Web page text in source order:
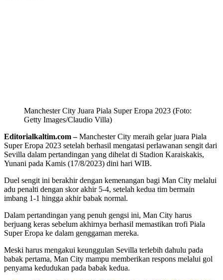
Manchester City Juara Piala Super Eropa 2023 (Foto:
Getty Images/Claudio Villa)
Editorialkaltim.com –Manchester City meraih gelar juara Piala
Super Eropa 2023 setelah berhasil mengatasi perlawanan sengit dari
Sevilla dalam pertandingan yang dihelat di Stadion Karaiskakis,
Yunani pada Kamis (17/8/2023) dini hari WIB.
Duel sengit ini berakhir dengan kemenangan bagi Man City melalui
adu penalti dengan skor akhir 5-4, setelah kedua tim bermain
imbang 1-1 hingga akhir babak normal.
Dalam pertandingan yang penuh gengsi ini, Man City harus
berjuang keras sebelum akhirnya berhasil memastikan trofi Piala
Super Eropa ke dalam genggaman mereka.
Meski harus mengakui keunggulan Sevilla terlebih dahulu pada
babak pertama, Man City mampu memberikan respons melalui gol
penyama kedudukan pada babak kedua.